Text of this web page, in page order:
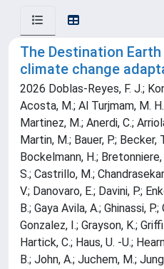
The Destination
climate change
2026 Doblas-Reyes, F. J.;
Acosta, M.; Al Turjmam, M.
Martinez, M.; Anerdi, C.;
Martin, M.; Bauer, P.; Becker,
Bockelmann, H.; Bretonniere,
S.; Castrillo, M.;
V.; Danovaro, E.; Davini, P.;
B.; Gaya Avila, A.; Ghinassi,
Gonzalez, I.; Grayson, K.;
Hartick, C.; Haus, U. -U.;
B.; John, A.; Juchem, M.;